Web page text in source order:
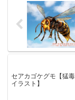
セアカゴケグモ【猛
イラスト】